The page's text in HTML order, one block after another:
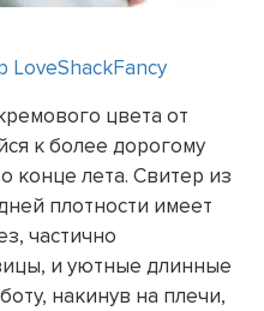
LoveShackFancy
цвета от
к более дорогому
конце лета. Свитер из
плотности имеет
частично
и уютные длинные
накинув на плечи,